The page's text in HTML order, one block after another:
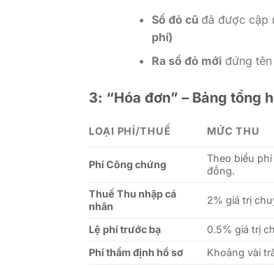
Sổ đỏ cũ đã được cập
phí)
Ra sổ đỏ mớiđứng tên
3: “Hóa đơn” – Bảng tổng
LOẠI PHÍ/THUẾ MỨC THU
Phí Công chứng
Theo biểu
đồng.
Thuế Thu nhập cá
nhân
2% giá trị
Lệ phí trước bạ 0.5% giá trị
Phí thẩm định hồ sơ
Khoảng vài